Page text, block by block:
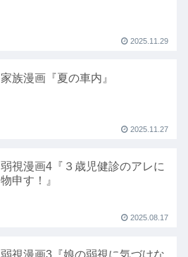
2025.11.29
家族漫画『夏の車内』
2025.11.27
弱視漫画4『３歳児健診のアレに
物申す！』
2025.08.17
弱視漫画3『娘の弱視に気づけな